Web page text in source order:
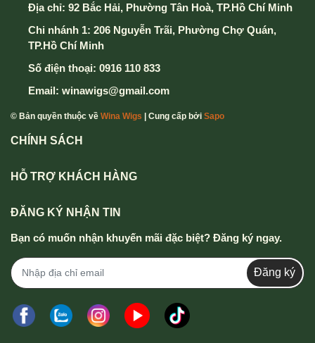
Địa chỉ: 92 Bắc Hải, Phường Tân Hoà, TP.Hồ Chí Minh
Chi nhánh 1: 206 Nguyễn Trãi, Phường Chợ Quán,
TP.Hồ Chí Minh
Số điện thoại: 0916 110 833
Email: winawigs@gmail.com
© Bản quyền thuộc về Wina Wigs | Cung cấp bởi Sapo
CHÍNH SÁCH
HỖ TRỢ KHÁCH HÀNG
ĐĂNG KÝ NHẬN TIN
Bạn có muốn nhận khuyến mãi đặc biệt? Đăng ký ngay.
Đăng ký